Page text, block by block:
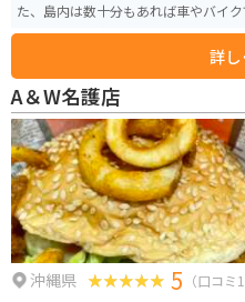
た、島内は数十分もあれば車やバイ
らドライブを楽しめます。
詳し
A＆W名護店
沖縄県 5 （口コミ1